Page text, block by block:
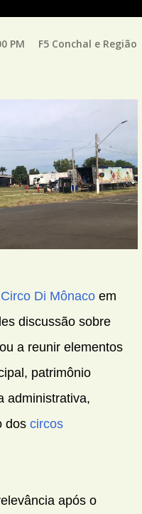
PM F5 Conchal e Região
Circo Di Mônaco em
discussão sobre
a reunir elementos
patrimônio
administrativa,
dos circos
após o